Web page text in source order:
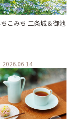
こみち 二条城＆御池
2026.06.14